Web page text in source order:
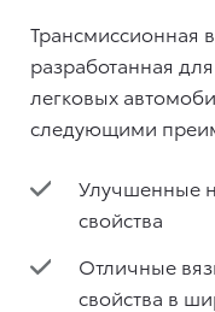
Трансмиссионная
разработанная
легковых
следующими
Улучшенные
свойства
Отличные
свойства в